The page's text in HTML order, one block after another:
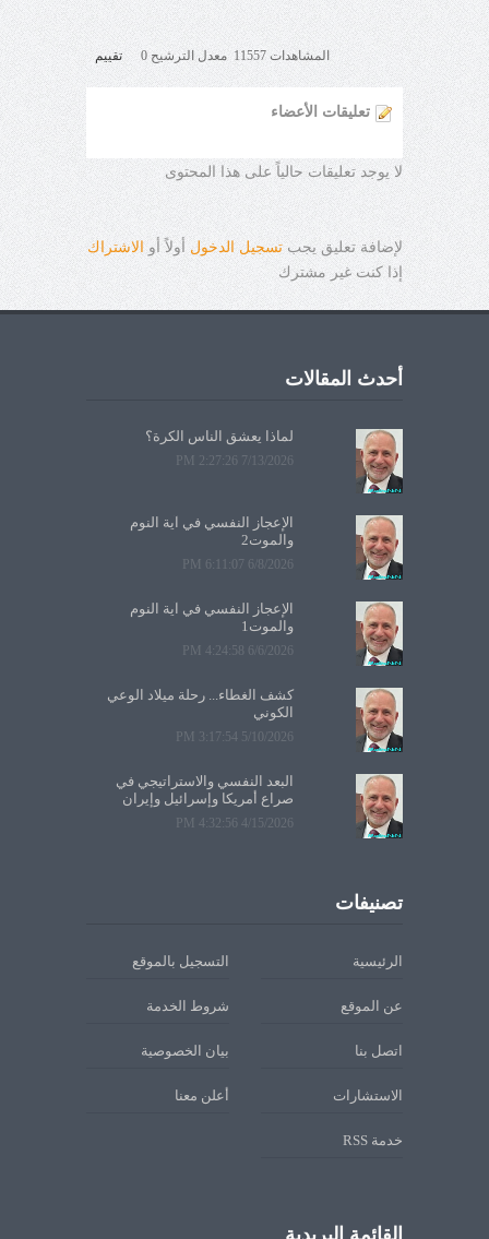
المشاهدات 11557 معدل الترشيح 0 تقييم
تعليقات الأعضاء
لا يوجد تعليقات حالياً على هذا المحتوى
لإضافة تعليق يجب تسجيل الدخول أولاً أو الاشتراك
إذا كنت غير مشترك
أحدث المقالات
لماذا يعشق الناس الكرة؟
7/13/2026 2:27:26 PM
الإعجاز النفسي في آية النوم
والموت2
6/8/2026 6:11:07 PM
الإعجاز النفسي في آية النوم
والموت1
6/6/2026 4:24:58 PM
كشف الغطاء... رحلة ميلاد الوعي
الكوني
5/10/2026 3:17:54 PM
البعد النفسي والاستراتيجي في
صراع أمريكا وإسرائيل وإيران
4/15/2026 4:32:56 PM
تصنيفات
الرئيسية التسجيل بالموقع
عن الموقع شروط الخدمة
اتصل بنا بيان الخصوصية
الاستشارات أعلن معنا
خدمة RSS